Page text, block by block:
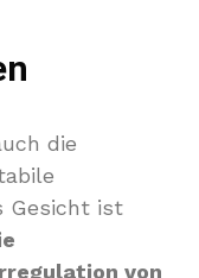
die
Gesicht ist
von